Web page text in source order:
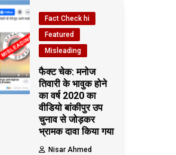
Fact Check hi
Featured
Misleading
फैक्ट चेक: मनोज
तिवारी के भावुक होने
का वर्ष 2020 का
वीडियो बांकीपुर उप
चुनाव से जोड़कर
भ्रामक दावा किया गया
Nisar Ahmed